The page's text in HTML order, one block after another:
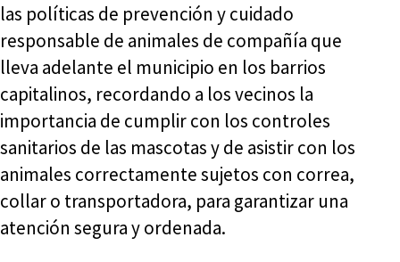
las políticas de prevención y cuidado
responsable de animales de compañía que
lleva adelante el municipio en los barrios
capitalinos, recordando a los vecinos la
importancia de cumplir con los controles
sanitarios de las mascotas y de asistir con los
animales correctamente sujetos con correa,
collar o transportadora, para garantizar una
atención segura y ordenada.